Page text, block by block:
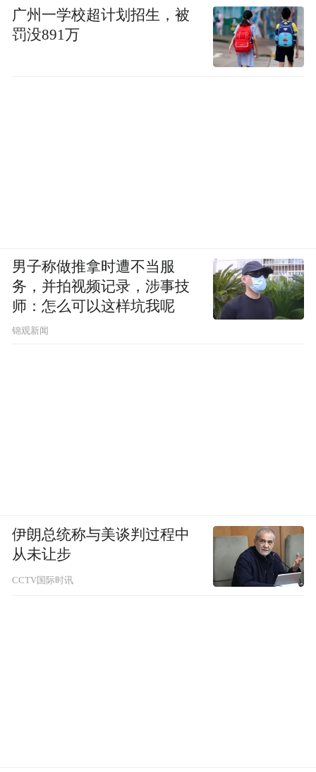
广州一学校超计划招生，被
罚没891万
男子称做推拿时遭不当服
务，并拍视频记录，涉事技
师：怎么可以这样坑我呢
锦观新闻
伊朗总统称与美谈判过程中
从未让步
CCTV国际时讯